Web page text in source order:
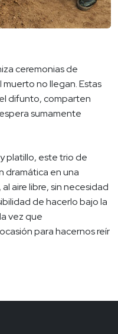
ceremonias de
no llegan. Estas
difunto, comparten
sumamente
platillo, este trio de
dramática en una
aire libre, sin necesidad
de hacerlo bajo la
vez que
para hacernos reír